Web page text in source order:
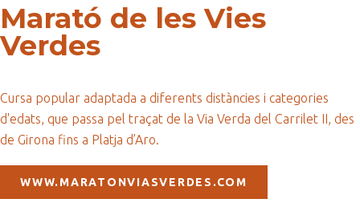
Marató de les Vies
Verdes
Cursa popular adaptada a diferents distàncies i categories
d'edats, que passa pel traçat de la Via Verda del Carrilet II, des
de Girona fins a Platja d’Aro.
WWW.MARATONVIASVERDES.COM